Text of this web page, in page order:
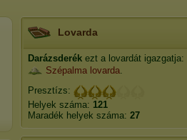
Lovarda
Darázsderék ezt a lovardát igazgatja:
Szépalma lovarda.
Presztízs:
Helyek száma: 121
Maradék helyek száma: 27